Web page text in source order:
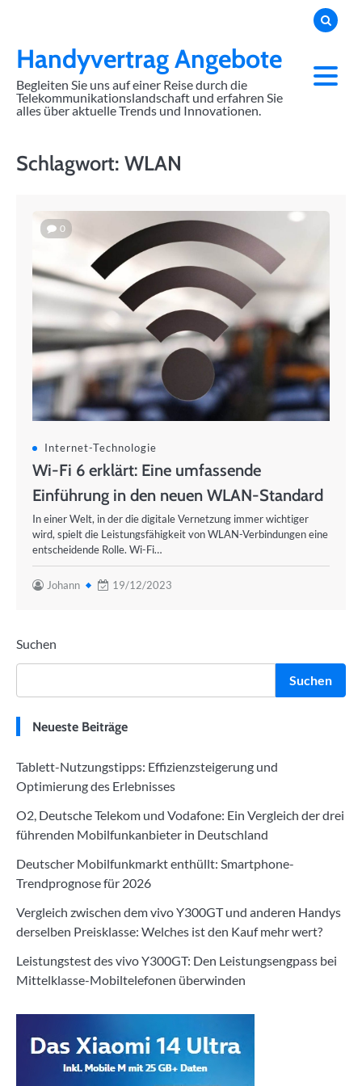
contentHandyvertrag Angebote
Begleiten Sie uns auf einer Reise durch die
Telekommunikationslandschaft und erfahren Sie
alles über aktuelle Trends und Innovationen.
Schlagwort: WLAN
0
Internet-Technologie
Wi-Fi 6 erklärt: Eine umfassende
Einführung in den neuen WLAN-Standard
In einer Welt, in der die digitale Vernetzung immer wichtiger
wird, spielt die Leistungsfähigkeit von WLAN-Verbindungen eine
entscheidende Rolle. Wi-Fi…
Johann 19/12/2023
Suchen
Suchen
Neueste Beiträge
Tablett-Nutzungstipps: Effizienzsteigerung und
Optimierung des Erlebnisses
O2, Deutsche Telekom und Vodafone: Ein Vergleich der drei
führenden Mobilfunkanbieter in Deutschland
Deutscher Mobilfunkmarkt enthüllt: Smartphone-
Trendprognose für 2026
Vergleich zwischen dem vivo Y300GT und anderen Handys
derselben Preisklasse: Welches ist den Kauf mehr wert?
Leistungstest des vivo Y300GT: Den Leistungsengpass bei
Mittelklasse-Mobiltelefonen überwinden